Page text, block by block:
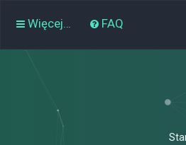
Więcej… FAQ